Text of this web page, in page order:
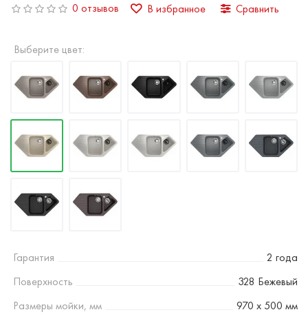
0 отзывов В избранное Сравнить
Выберите цвет:
Гарантия
2 года
Поверхность
328 Бежевый
Размеры мойки, мм
970 х 500 мм